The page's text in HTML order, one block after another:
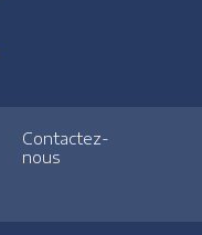
Contactez-
nous